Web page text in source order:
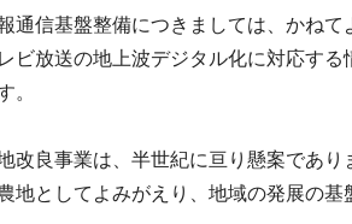
通信基盤整備につきましては、かね
ビ放送の地上波デジタル化に対応す
。
改良事業は、半世紀に亘り懸案であ
地としてよみがえり、地域の発展の基